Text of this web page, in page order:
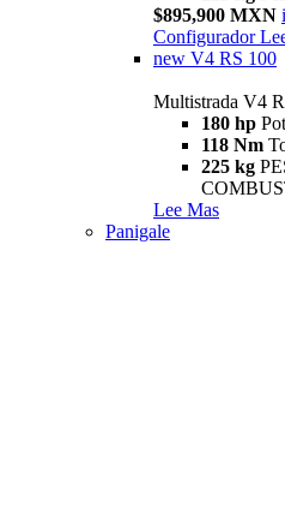
$895,900 MXN i
Configurador
new V4 RS 100
Multistrada V4
180 hp
118 Nm
225 kg
Lee Mas
Panigale